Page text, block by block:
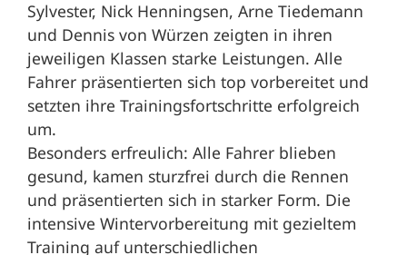
Sylvester, Nick Henningsen, Arne Tiedemann
und Dennis von Würzen zeigten in ihren
jeweiligen Klassen starke Leistungen. Alle
Fahrer präsentierten sich top vorbereitet und
setzten ihre Trainingsfortschritte erfolgreich
um.
Besonders erfreulich: Alle Fahrer blieben
gesund, kamen sturzfrei durch die Rennen
und präsentierten sich in starker Form. Die
intensive Wintervorbereitung mit gezieltem
Training auf unterschiedlichen